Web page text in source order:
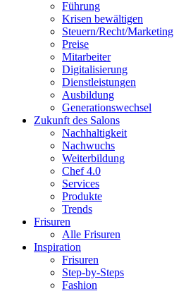
Führung
Krisen bewältigen
Steuern/Recht/Marketing
Preise
Mitarbeiter
Digitalisierung
Dienstleistungen
Ausbildung
Generationswechsel
Zukunft des Salons
Nachhaltigkeit
Nachwuchs
Weiterbildung
Chef 4.0
Services
Produkte
Trends
Frisuren
Alle Frisuren
Inspiration
Frisuren
Step-by-Steps
Fashion